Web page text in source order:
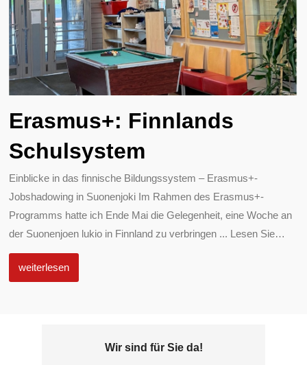
Erasmus+: Finnlands
Schulsystem
Einblicke in das finnische Bildungssystem – Erasmus+-
Jobshadowing in Suonenjoki Im Rahmen des Erasmus+-
Programms hatte ich Ende Mai die Gelegenheit, eine Woche an
der Suonenjoen lukio in Finnland zu verbringen ... Lesen Sie…
weiterlesen
Wir sind für Sie da!